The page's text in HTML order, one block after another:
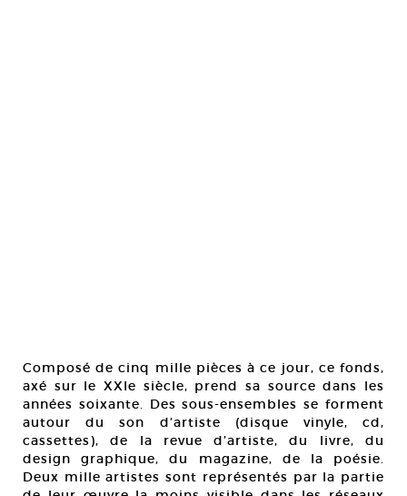
Composé de cinq mille pièces à ce jour, ce fonds,
axé sur le XXIe siècle, prend sa source dans les
années soixante. Des sous-ensembles se forment
autour du son d’artiste (disque vinyle, cd,
cassettes), de la revue d’artiste, du livre, du
design graphique, du magazine, de la poésie.
Deux mille artistes sont représentés par la partie